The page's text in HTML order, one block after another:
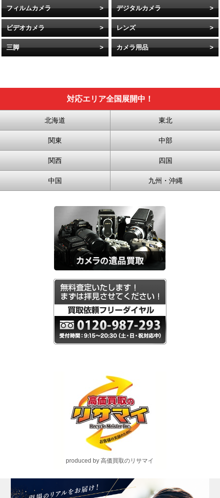
フィルムカメラ デジタルカメラ
ビデオカメラ レンズ
三脚 カメラ用品
対応エリア全国展開中！
北海道 東北
関東 中部
関西 四国
中国 九州・沖縄
produced by 高価買取のリサマイ